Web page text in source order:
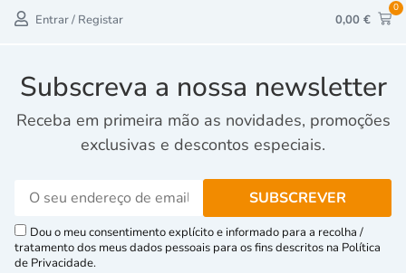
Entrar / Registar 0,00 €
0
Subscreva a nossa newsletter
Receba em primeira mão as novidades, promoções
exclusivas e descontos especiais.
Dou o meu consentimento explícito e informado para a recolha /
tratamento dos meus dados pessoais para os fins descritos na Política
de Privacidade.